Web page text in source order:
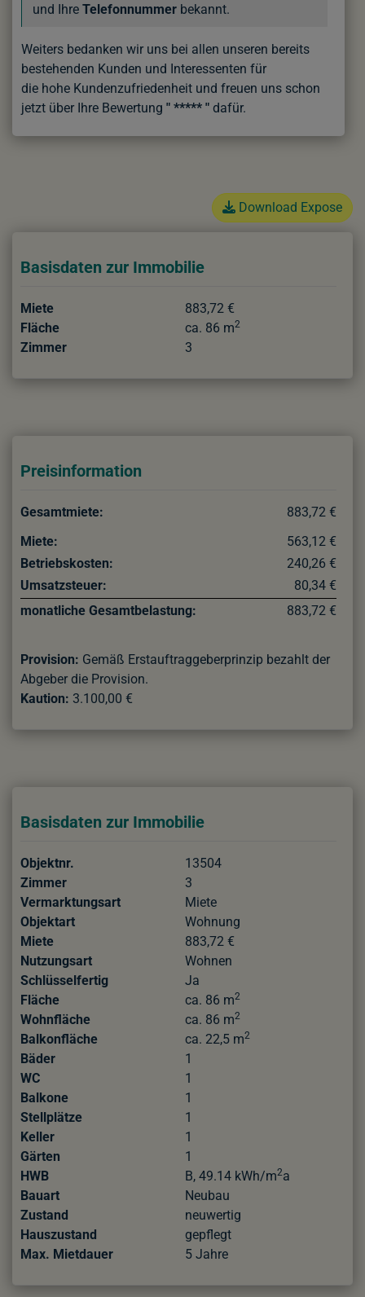
und Ihre Telefonnummerbekannt.
Weiters bedanken wir uns bei allen unseren bereits
bestehenden Kunden und Interessenten für
die hohe Kundenzufriedenheit und freuen uns schon
jetzt über Ihre Bewertung " ***** " dafür.
Download Expose
Basisdaten zur Immobilie
Miete
883,72 €
Fläche
ca. 86 m2
Zimmer 3
Preisinformation
Gesamtmiete:
883,72 €
Miete:
563,12 €
Betriebskosten:
240,26 €
Umsatzsteuer:
80,34 €
monatliche Gesamtbelastung:
883,72 €
Provision: Gemäß Erstauftraggeberprinzip bezahlt der
Abgeber die Provision.
Kaution: 3.100,00 €
Basisdaten zur Immobilie
Objektnr.
13504
Zimmer
3
Vermarktungsart
Miete
Objektart
Wohnung
Miete
883,72 €
Nutzungsart
Wohnen
Schlüsselfertig
Ja
Fläche
ca. 86 m2
Wohnfläche ca. 86 m2
Balkonfläche ca. 22,5 m2
Bäder
1
WC
1
Balkone
1
Stellplätze
1
Keller
1
Gärten
1
HWB
B, 49.14 kWh/m2a
Bauart
Neubau
Zustand
neuwertig
Hauszustand
gepflegt
Max. Mietdauer
5 Jahre